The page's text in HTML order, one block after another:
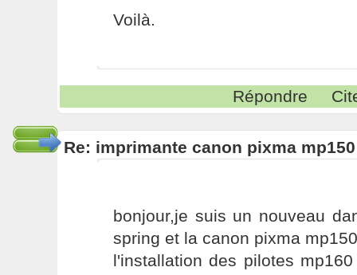
Voilà.
Répondre
Re: imprimante canon pixma mp150
bonjour,je suis un nouveau
spring et la canon pixma mp150
l'installation des pilotes